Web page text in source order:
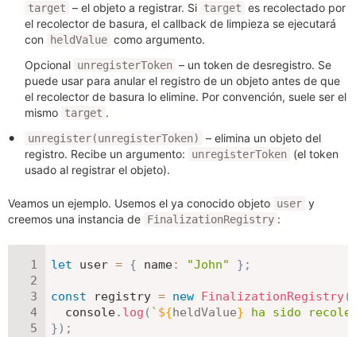
target – el objeto a registrar. Si target es recolectado por
el recolector de basura, el callback de limpieza se ejecutará
con
heldValue como argumento.
Opcional unregisterToken – un token de desregistro. Se
puede usar para anular el registro de un objeto antes de que
el recolector de basura lo elimine. Por convención, suele ser el
mismo target .
unregister(unregisterToken)
– elimina un objeto del
registro. Recibe un argumento:
unregisterToken (el token
usado al registrar el objeto).
Veamos un ejemplo. Usemos el ya conocido objeto user y
creemos una instancia de FinalizationRegistry :
let user = { name: "John" } ;
const registry = new FinalizationRegistry(
  console
. log ( ` ${heldValue} ha sido
}) ;